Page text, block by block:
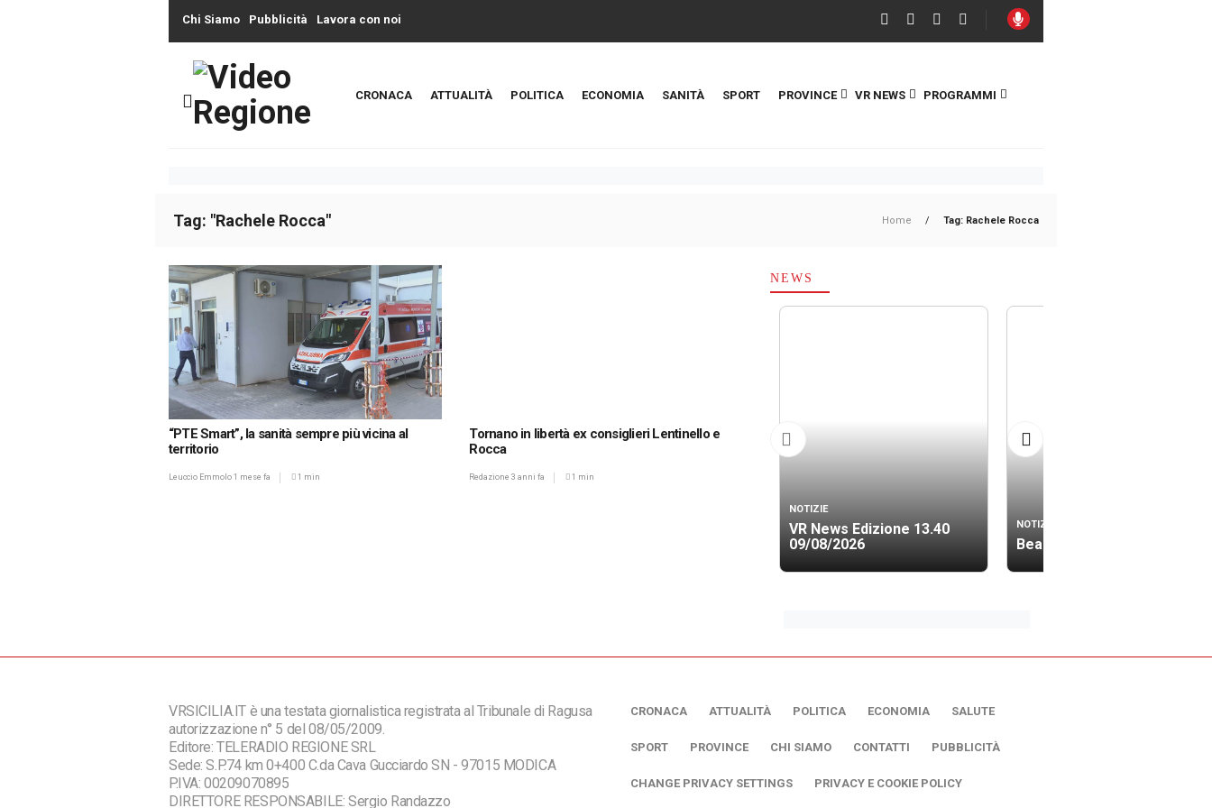
Chi Siamo Pubblicità Lavora con noi
CRONACA ATTUALITÀ POLITICA ECONOMIA SANITÀ SPORT PROVINCE VR NEWS PROGRAMMI
Tag: "Rachele Rocca" Home / Tag: Rachele Rocca
“PTE Smart”, la sanità sempre più vicina al
territorio
Leuccio Emmolo 1 mese fa 1 min
Tornano in libertà ex consiglieri Lentinello e
Rocca
Redazione3 anni fa 1 min
NEWS
NOTIZIE
VR News Edizione 13.40
09/08/2026
NOTIZIE
Beach soccer, oggi le finali
VRSICILIA.IT è una testata giornalistica registrata al Tribunale di Ragusa
autorizzazione n° 5 del 08/05/2009.
Editore: TELERADIO REGIONE SRL
Sede: S.P.74 km 0+400 C.da Cava Gucciardo SN - 97015 MODICA
P.IVA: 00209070895
DIRETTORE RESPONSABILE: Sergio Randazzo
CRONACA ATTUALITÀ POLITICA ECONOMIA SALUTE
SPORT PROVINCE CHI SIAMO CONTATTI PUBBLICITÀ
CHANGE PRIVACY SETTINGS PRIVACY E COOKIE POLICY